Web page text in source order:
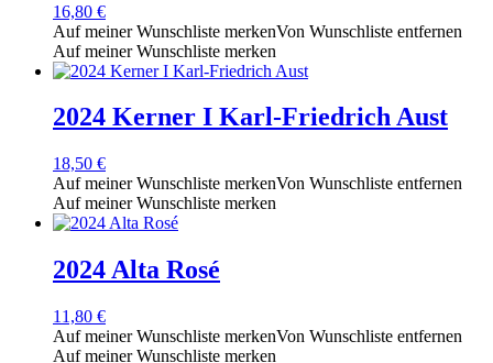
16,80 €
Auf meiner Wunschliste merkenVon Wunschliste entfernen
Auf meiner Wunschliste merken
2024 Kerner I Karl-Friedrich Aust
18,50 €
Auf meiner Wunschliste merkenVon Wunschliste entfernen
Auf meiner Wunschliste merken
2024 Alta Rosé
11,80 €
Auf meiner Wunschliste merkenVon Wunschliste entfernen
Auf meiner Wunschliste merken